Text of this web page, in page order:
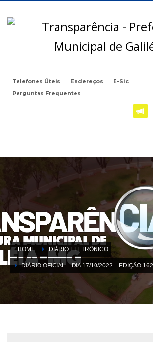
Telefones Úteis Endereços
E-Sic
Perguntas Frequentes
HOME DIÁRIO ELETRÔNICO
DIÁRIO OFICIAL – DIA 17/10/2022 – EDIÇÃO 162